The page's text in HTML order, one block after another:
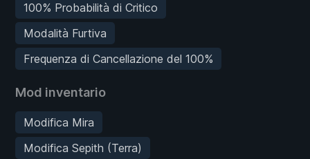
100% Probabilità di Critico
Modalità Furtiva
Frequenza di Cancellazione del 100%
Mod inventario
Modifica Mira
Modifica Sepith (Terra)